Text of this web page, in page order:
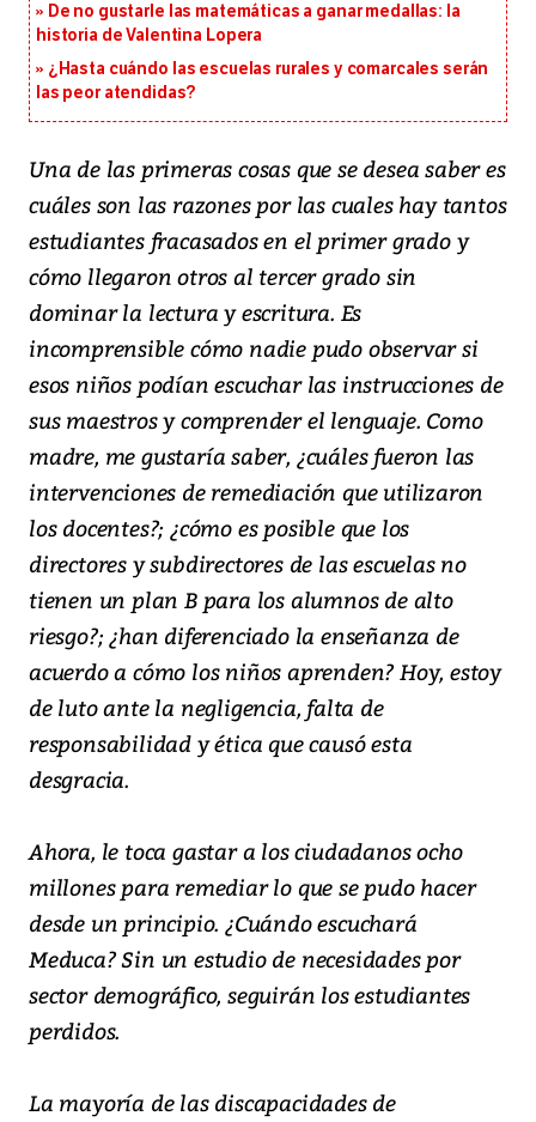
De no gustarle las matemáticas a ganar medallas: la
historia de Valentina Lopera
¿Hasta cuándo las escuelas rurales y comarcales serán
las peor atendidas?
Una de las primeras cosas que se desea saber es
cuáles son las razones por las cuales hay tantos
estudiantes fracasados en el primer grado y
cómo llegaron otros al tercer grado sin
dominar la lectura y escritura. Es
incomprensible cómo nadie pudo observar si
esos niños podían escuchar las instrucciones de
sus maestros y comprender el lenguaje. Como
madre, me gustaría saber, ¿cuáles fueron las
intervenciones de remediación que utilizaron
los docentes?; ¿cómo es posible que los
directores y subdirectores de las escuelas no
tienen un plan B para los alumnos de alto
riesgo?; ¿han diferenciado la enseñanza de
acuerdo a cómo los niños aprenden? Hoy, estoy
de luto ante la negligencia, falta de
responsabilidad y ética que causó esta
desgracia.
Ahora, le toca gastar a los ciudadanos ocho
millones para remediar lo que se pudo hacer
desde un principio. ¿Cuándo escuchará
Meduca? Sin un estudio de necesidades por
sector demográfico, seguirán los estudiantes
perdidos.
La mayoría de las discapacidades de